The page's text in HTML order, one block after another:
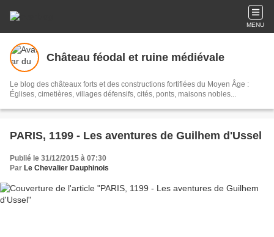
MENU
Château féodal et ruine médiévale
Le blog des châteaux forts et des constructions fortifiées du Moyen Âge :
Églises, cimetières, villages défensifs, cités, ponts, maisons nobles...
PARIS, 1199 - Les aventures de Guilhem d'Ussel
Publié le 31/12/2015 à 07:30
Par Le Chevalier Dauphinois